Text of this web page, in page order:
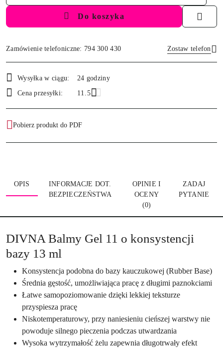
Do koszyka
Zamówienie telefoniczne: 794 300 430 Zostaw telefon
i
dostawa
Wysyłka w ciągu:
24 godziny
Cena przesyłki:
11.5
Pobierz produkt do PDF
OPIS
INFORMACJE DOT.
BEZPIECZEŃSTWA
OPINIE I
OCENY
(0)
ZADAJ
PYTANIE
DIVNA Balmy Gel 11 o konsystencji
bazy 13 ml
Konsystencja podobna do bazy kauczukowej (Rubber Base)
Średnia gęstość, umożliwiająca pracę z długimi paznokciami
Łatwe samopoziomowanie dzięki lekkiej teksturze
przyspiesza pracę
Niskotemperaturowy, przy naniesieniu cieńszej warstwy nie
powoduje silnego pieczenia podczas utwardzania
Wysoka wytrzymałość żelu zapewnia długotrwały efekt